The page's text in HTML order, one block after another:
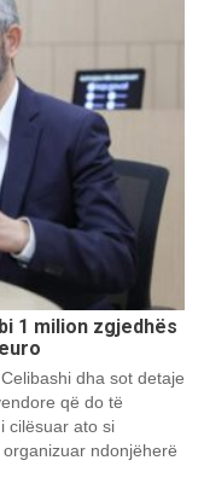
1 milion zgjedhës
dha sot detaje
që do të
cilësuar ato si
ndonjëherë